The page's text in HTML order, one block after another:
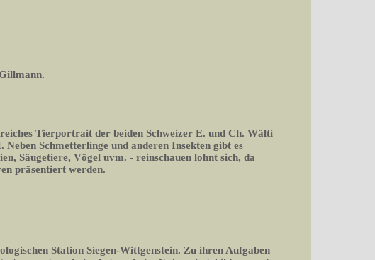
Tierportrait der beiden Schweizer E. und Ch. Wälti
Schmetterlinge und anderen Insekten gibt es
Säugetiere, Vögel uvm. - reinschauen lohnt sich, da
präsentiert werden.
Station Siegen-Wittgenstein. Zu ihren Aufgaben